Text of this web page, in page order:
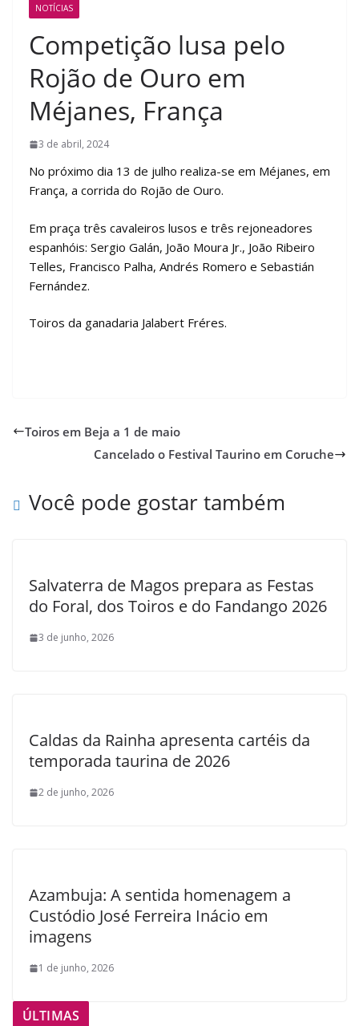
NOTÍCIAS
Competição lusa pelo
Rojão de Ouro em
Méjanes, França
3 de abril, 2024
No próximo dia 13 de julho realiza-se em Méjanes, em
França, a corrida do Rojão de Ouro.
Em praça três cavaleiros lusos e três rejoneadores
espanhóis: Sergio Galán, João Moura Jr., João Ribeiro
Telles, Francisco Palha, Andrés Romero e Sebastián
Fernández.
Toiros da ganadaria Jalabert Fréres.
Toiros em Beja a 1 de maio
Cancelado o Festival Taurino em Coruche
Você pode gostar também
Salvaterra de Magos prepara as Festas
do Foral, dos Toiros e do Fandango 2026
3 de junho, 2026
Caldas da Rainha apresenta cartéis da
temporada taurina de 2026
2 de junho, 2026
Azambuja: A sentida homenagem a
Custódio José Ferreira Inácio em
imagens
1 de junho, 2026
ÚLTIMAS